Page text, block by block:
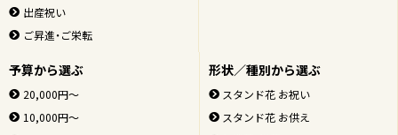
出産祝い
ご昇進・ご栄転
予算から選ぶ
20,000円～
10,000円～
形状／種別から選ぶ
スタンド花 お祝い
スタンド花 お供え